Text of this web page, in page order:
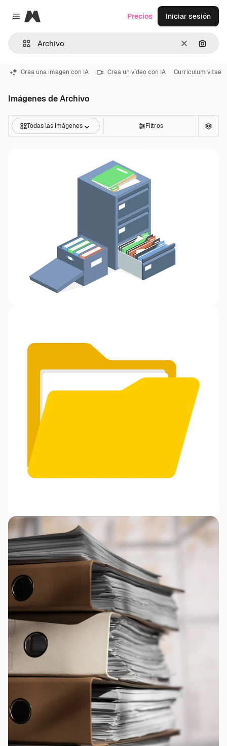
Close menu
Magnific
Borrar
Precios Iniciar sesión
Crea una imagen con IA Crea un vídeo con IA Curriculum vitae
Imágenes de Archivo
Todas las imágenes Filtros